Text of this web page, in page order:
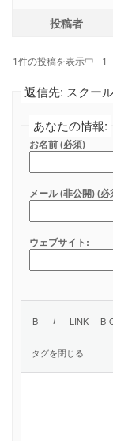
投稿者
1件の投稿を表示中 - 1
返信先: スクー
あなたの情報:
お名前 (必須)
メール (非公開) (必
ウェブサイト: